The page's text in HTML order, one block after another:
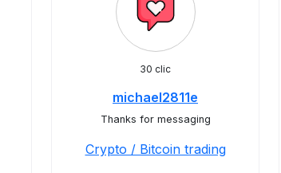
30 clic
michael2811e
Thanks for messaging
Crypto / Bitcoin trading